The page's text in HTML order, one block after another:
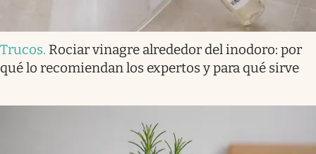
Trucos. Rociar vinagre alrededor del inodoro: por
qué lo recomiendan los expertos y para qué sirve